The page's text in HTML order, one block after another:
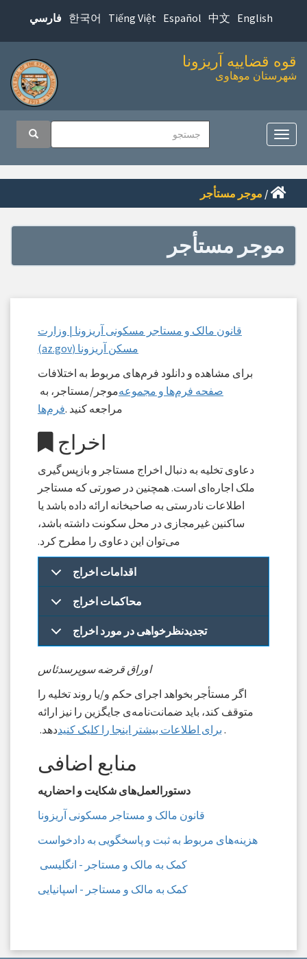
محتوای
اصلی
English
中文
Español
Tiếng Việt
한국어 فارسي
قوه قضاییه آریزونا
شهرستان موهاوی
جستجو
ناوبری
اصلی
تغییر
/ موجر مستأجر
موجر مستأجر
قانون مالک و مستاجر مسکونی آریزونا | وزارت
مسکن آریزونا (az.gov)
برای مشاهده و دانلود فرم‌های مربوط به اختلافات
موجر/مستاجر، بهصفحه فرم‌ها و مجموعه
فرم‌هامراجعه کنید .
اخراج
دعاوی تخلیه به دنبال اخراج مستاجر و بازپس‌گیری
ملک اجاره‌ای است. همچنین در صورتی که مستاجر
اطلاعات نادرستی به صاحبخانه ارائه داده باشد یا
ساکنین غیرمجازی در محل سکونت داشته باشد،
می‌توان این دعاوی را مطرح کرد.
اقدامات اخراج
محاکمات اخراج
تجدیدنظرخواهی در مورد اخراج
اوراق قرضه سوپرسدئاس
اگر مستأجر بخواهد اجرای حکم و/یا روند تخلیه را
متوقف کند، باید ضمانت‌نامه‌ی جایگزین را نیز ارائه
دهد.برای اطلاعات بیشتر اینجا را کلیک کنید .
منابع اضافی
دستورالعمل‌های شکایت و احضاریه
قانون مالک و مستاجر مسکونی آریزونا
هزینه‌های مربوط به ثبت و پاسخگویی به دادخواست
کمک به مالک و مستاجر - انگلیسی
کمک به مالک و مستاجر - اسپانیایی